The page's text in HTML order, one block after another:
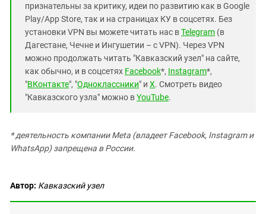
признательны за критику, идеи по развитию как в Google
Play/App Store, так и на страницах КУ в соцсетях. Без
установки VPN вы можете читать нас вTelegram (в
Дагестане, Чечне и Ингушетии – с VPN). Через VPN
можно продолжать читать "Кавказский узел" на сайте,
как обычно, и в соцсетях Facebook*, Instagram*,
"ВКонтакте", "Одноклассники" и X. Смотреть видео
"Кавказского узла" можно вYouTube.
* деятельность компании Meta (владеет Facebook, Instagram и
WhatsApp) запрещена в России.
Автор: Кавказский узел